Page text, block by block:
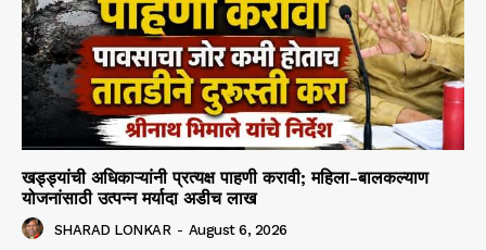
खड्ड्यांची अधिकाऱ्यांनी प्रत्यक्ष पाहणी करावी; महिला-बालकल्याण
योजनांसाठी उत्पन्न मर्यादा अडीच लाख
SHARAD LONKAR - August 6, 2026